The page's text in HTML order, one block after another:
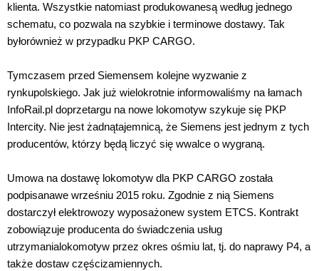
klienta. Wszystkie natomiast produkowanesą według jednego
schematu, co pozwala na szybkie i terminowe dostawy. Tak
byłorównież w przypadku PKP CARGO.
Tymczasem przed Siemensem kolejne wyzwanie z
rynkupolskiego. Jak już wielokrotnie informowaliśmy na łamach
InfoRail.pl doprzetargu na nowe lokomotyw szykuje się PKP
Intercity. Nie jest żadnątajemnicą, że Siemens jest jednym z tych
producentów, którzy będą liczyć się wwalce o wygraną.
Umowa na dostawę lokomotyw dla PKP CARGO została
podpisanawe wrześniu 2015 roku. Zgodnie z nią Siemens
dostarczył elektrowozy wyposażonew system ETCS. Kontrakt
zobowiązuje producenta do świadczenia usług
utrzymanialokomotyw przez okres ośmiu lat, tj. do naprawy P4, a
także dostaw częścizamiennych.